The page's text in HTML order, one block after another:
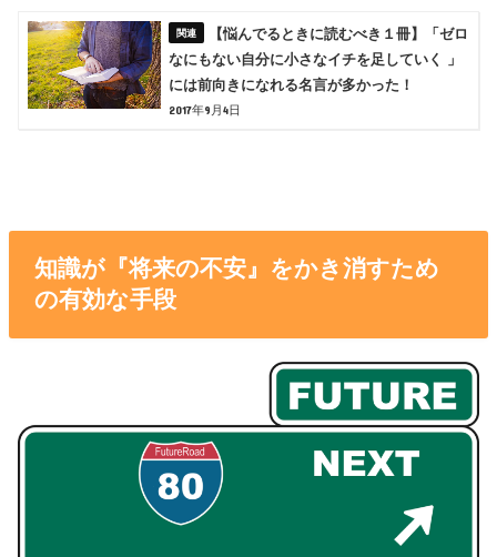
【悩んでるときに読むべき１冊】「ゼロ
なにもない自分に小さなイチを足していく 」
には前向きになれる名言が多かった！
2017年9月4日
知識が『将来の不安』をかき消すため
の有効な手段